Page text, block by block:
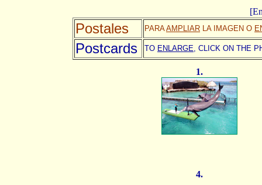
Postales PARAAMPLIAR LA IMAGEN O
Postcards TO ENLARGE, CLICK ON THE
1.
4.